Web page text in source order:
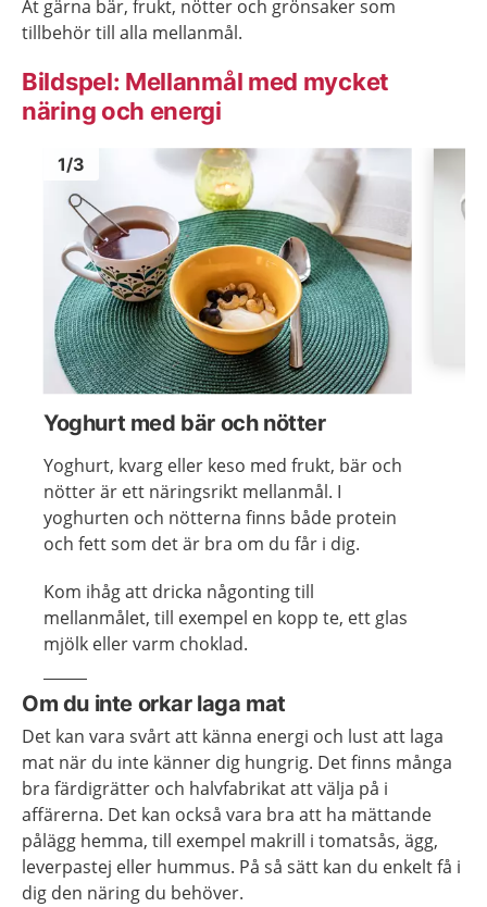
Ät gärna bär, frukt, nötter och grönsaker som
tillbehör till alla mellanmål.
Bildspel: Mellanmål med mycket
näring och energi
Bild 1
1/3
Yoghurt med bär och nötter
Yoghurt, kvarg eller keso med frukt, bär och
nötter är ett näringsrikt mellanmål. I
yoghurten och nötterna finns både protein
och fett som det är bra om du får i dig.
Kom ihåg att dricka någonting till
mellanmålet, till exempel en kopp te, ett glas
mjölk eller varm choklad.
Visa föregående bild
Om du inte orkar laga mat
Det kan vara svårt att känna energi och lust att laga
mat när du inte känner dig hungrig. Det finns många
bra färdigrätter och halvfabrikat att välja på i
affärerna. Det kan också vara bra att ha mättande
pålägg hemma, till exempel makrill i tomatsås, ägg,
leverpastej eller hummus. På så sätt kan du enkelt få i
dig den näring du behöver.